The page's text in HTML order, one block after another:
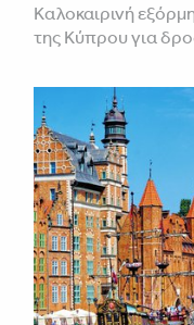
Καλοκαιρινή
της Κύπρου για